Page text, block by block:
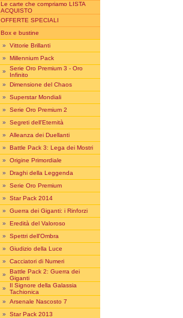
Le carte che compriamo LISTA
ACQUISTO
OFFERTE SPECIALI
Box e bustine
» Vittorie Brillanti
» Millennium Pack
» Serie Oro Premium 3 - Oro
Infinito
» Dimensione del Chaos
» Superstar Mondiali
» Serie Oro Premium 2
» Segreti dell'Eternità
» Alleanza dei Duellanti
» Battle Pack 3: Lega dei Mostri
» Origine Primordiale
» Draghi della Leggenda
» Serie Oro Premium
» Star Pack 2014
» Guerra dei Giganti: i Rinforzi
» Eredità del Valoroso
» Spettri dell'Ombra
» Giudizio della Luce
» Cacciatori di Numeri
» Battle Pack 2: Guerra dei
Giganti
» Il Signore della Galassia
Tachionica
» Arsenale Nascosto 7
» Star Pack 2013